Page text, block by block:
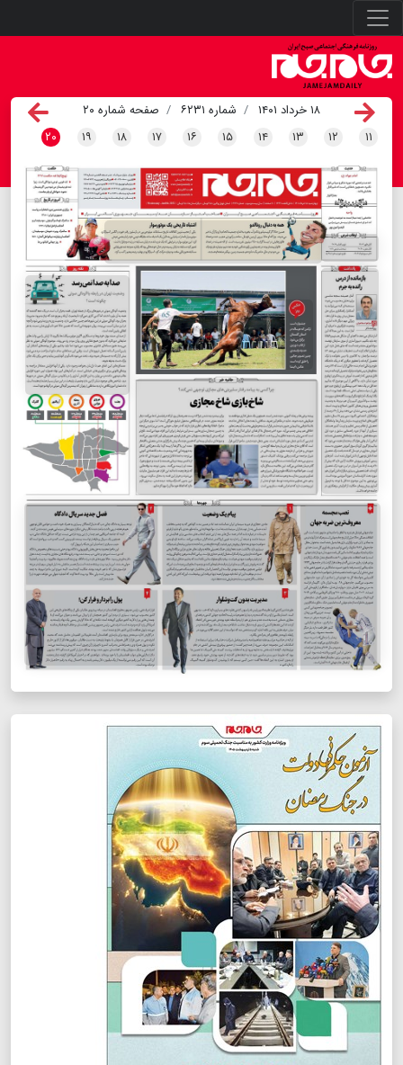
۱۸ خرداد ۱۴۰۱ شماره ۶۲۳۱
صفحه شماره ۲۰
۱۱ ۱۲ ۱۳ ۱۴ ۱۵ ۱۶ ۱۷ ۱۸ ۱۹ ۲۰